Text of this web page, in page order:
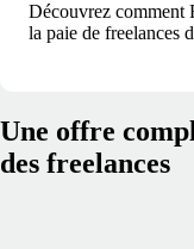
Découvrez comment
la paie de freelances
Une offre
des freelances